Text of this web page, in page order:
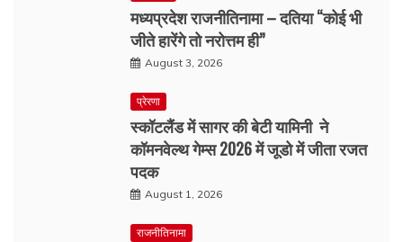
मध्यप्रदेश राजनीतिनामा – दतिया “कोई भी
जीते हारेंगे तो नरोत्तम ही”
August 3, 2026
प्रेरणा
स्कॉटलैंड में सागर की बेटी यामिनी ने
कॉमनवेल्थ गेम्स 2026 में जूडो में जीता रजत
पदक
August 1, 2026
राजनीतिनामा